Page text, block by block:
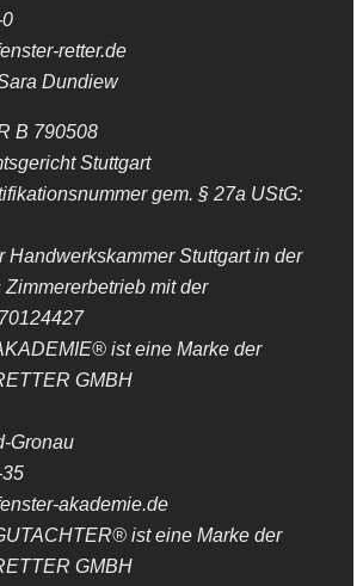
retter.de
Dundiew
B 790508
Stuttgart
gem. § 27a UStG:
Handwerkskammer Stuttgart in der
mit der
ist eine Marke der
GMBH
Gronau
akademie.de
ist eine Marke der
GMBH